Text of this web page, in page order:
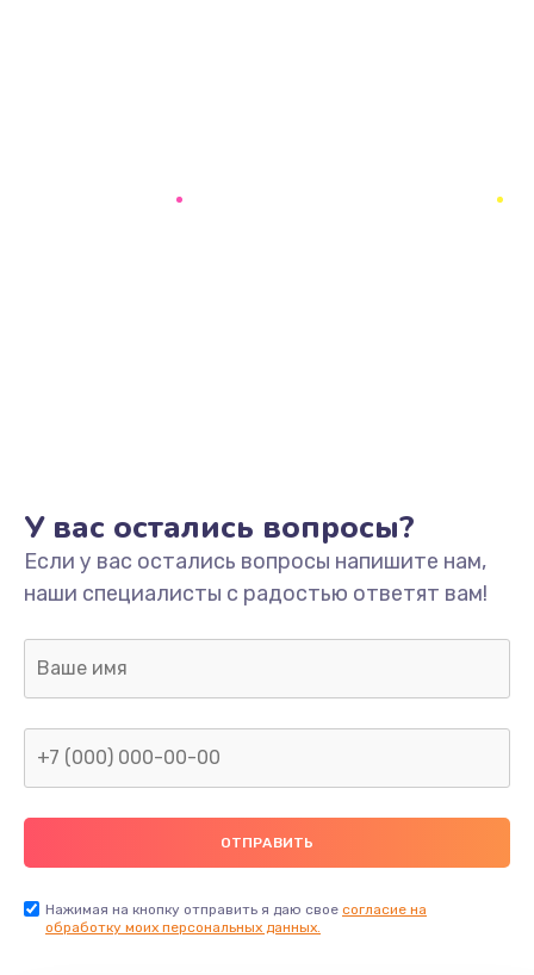
У вас остались вопросы?
Если у вас остались вопросы напишите нам,
наши специалисты с радостью ответят вам!
Нажимая на кнопку отправить я даю свое согласие на
обработку моих персональных данных.